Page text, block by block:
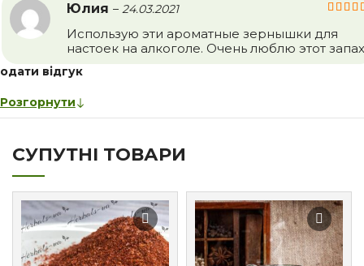
СУПУТНІ ТОВАРИ
Юлия – 24.03.2021
Использую эти ароматные зернышки для
настоек на алкоголе. Очень люблю этот
відгук
Розгорнути